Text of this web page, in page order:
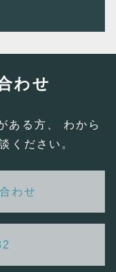
わせ
ある方、 わから
ください。